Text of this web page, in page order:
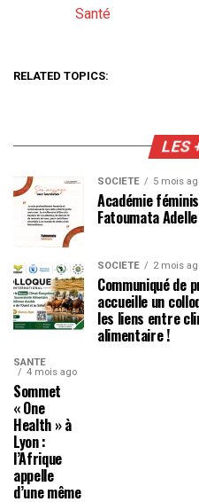
Par rapport à
Santé
RELATED TOPICS:
LES
SOCIÉTÉ 5 mois
Académie
Fatoumata
SOCIÉTÉ 2 mois
Communiqué de
accueille un
les liens entre
alimentaire !
SANTÉ
4 mois ago
Sommet
« One
Health » à
Lyon :
l’Afrique
appelle
d’une même